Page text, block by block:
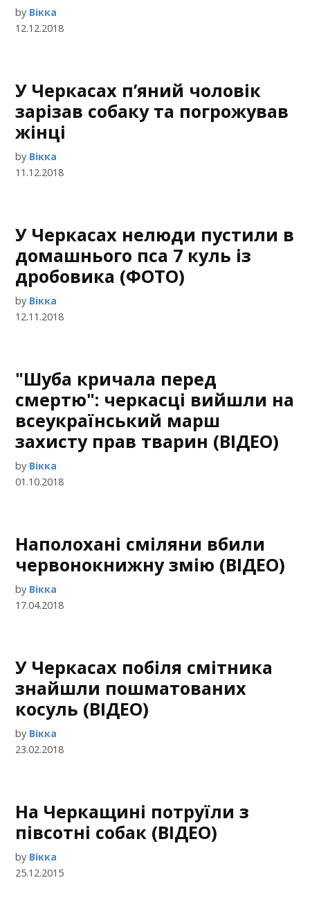
by Вікка
12.12.2018
У Черкасах п’яний чоловік
зарізав собаку та погрожував
жінці
by Вікка
11.12.2018
У Черкасах нелюди пустили в
домашнього пса 7 куль із
дробовика (ФОТО)
by Вікка
12.11.2018
"Шуба кричала перед
смертю": черкасці вийшли на
всеукраїнський марш
захисту прав тварин (ВІДЕО)
by Вікка
01.10.2018
Наполохані сміляни вбили
червонокнижну змію (ВІДЕО)
by Вікка
17.04.2018
У Черкасах побіля смітника
знайшли пошматованих
косуль (ВІДЕО)
by Вікка
23.02.2018
На Черкащині потруїли з
півсотні собак (ВІДЕО)
by Вікка
25.12.2015